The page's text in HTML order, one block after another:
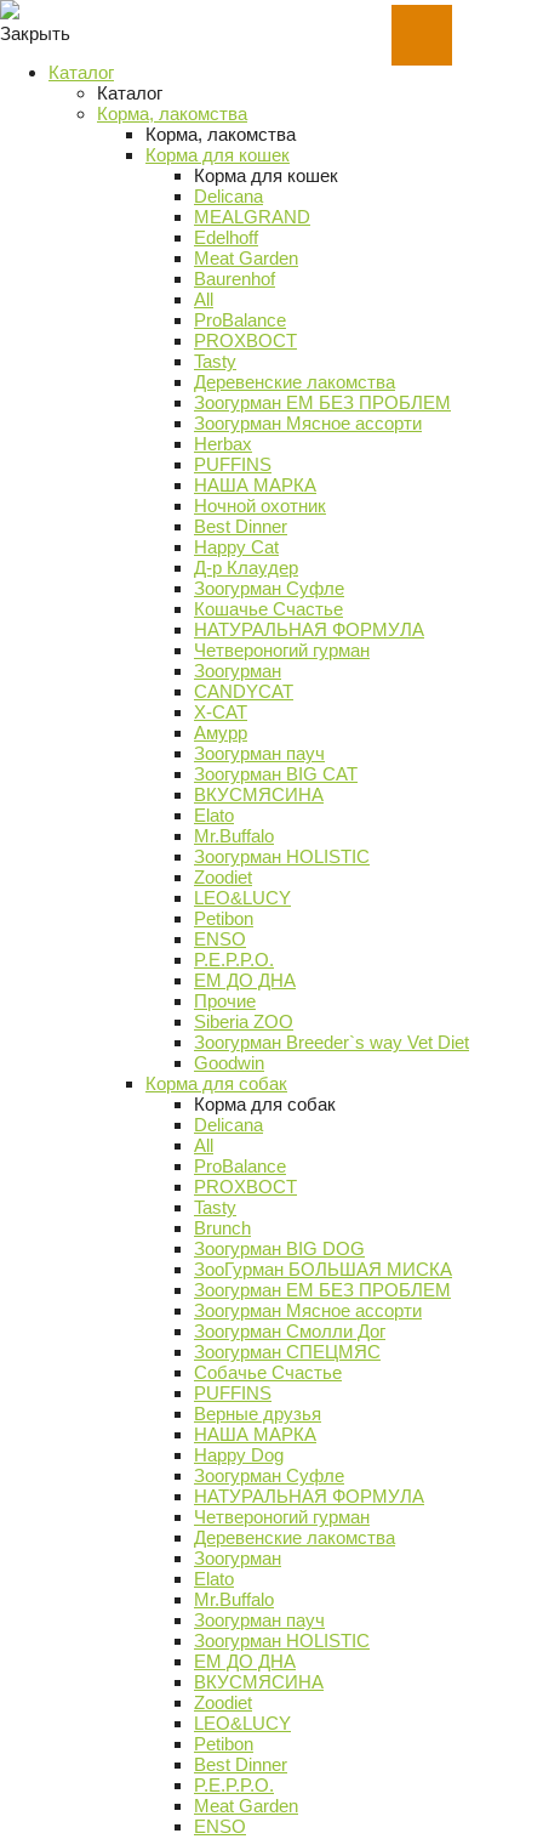
Закрыть
Каталог
Каталог
Корма, лакомства
Корма, лакомства
Корма для кошек
Корма для кошек
Delicana
MEALGRAND
Edelhoff
Meat Garden
Baurenhof
All
ProBalance
PROХВОСТ
Tasty
Деревенские лакомства
Зоогурман ЕМ БЕЗ ПРОБЛЕМ
Зоогурман Мясное ассорти
Herbax
PUFFINS
НАША МАРКА
Ночной охотник
Best Dinner
Happy Cat
Д-р Клаудер
Зоогурман Суфле
Кошачье Счастье
НАТУРАЛЬНАЯ ФОРМУЛА
Четвероногий гурман
Зоогурман
CANDYCAT
X-CAT
Амурр
Зоогурман пауч
Зоогурман BIG CAT
ВКУСМЯСИНА
Elato
Mr.Buffalo
Зоогурман HOLISTIC
Zoodiet
LEO&LUCY
Petibon
ENSO
P.E.P.P.O.
ЕМ ДО ДНА
Прочие
Siberia ZOO
Зоогурман Breeder`s way Vet Diet
Goodwin
Корма для собак
Корма для собак
Delicana
All
ProBalance
PROХВОСТ
Tasty
Brunch
Зоогурман BIG DOG
ЗооГурман БОЛЬШАЯ МИСКА
Зоогурман ЕМ БЕЗ ПРОБЛЕМ
Зоогурман Мясное ассорти
Зоогурман Смолли Дог
Зоогурман СПЕЦМЯС
Собачье Счастье
PUFFINS
Верные друзья
НАША МАРКА
Happy Dog
Зоогурман Суфле
НАТУРАЛЬНАЯ ФОРМУЛА
Четвероногий гурман
Деревенские лакомства
Зоогурман
Elato
Mr.Buffalo
Зоогурман пауч
Зоогурман HOLISTIC
ЕМ ДО ДНА
ВКУСМЯСИНА
Zoodiet
LEO&LUCY
Petibon
Best Dinner
P.E.P.P.O.
Meat Garden
ENSO